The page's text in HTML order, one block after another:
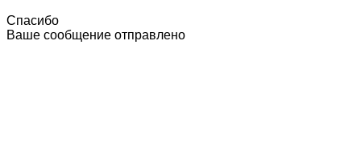
Спасибо
Ваше сообщение отправлено